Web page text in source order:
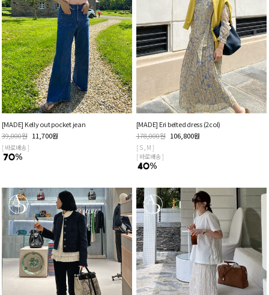
[MADE] Kelly out pocket jean
39,000원 11,700원
[ 바로배송 ]
[MADE] Eri belted dress (2col)
178,000원 106,800원
[ S , M ]
[ 바로배송 ]